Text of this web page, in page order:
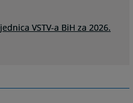
VSTV-a BiH za 2026.